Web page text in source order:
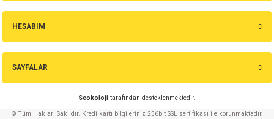
HESABIM
SAYFALAR
Seokoloji tarafından desteklenmektedir.
© Tüm Hakları Saklıdır. Kredi kartı bilgileriniz 256bit SSL sertifikası ile korunmaktadır.